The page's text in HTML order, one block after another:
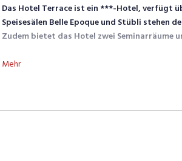
Das Hotel Terraceist ein ***-Hotel, verfügt
Speisesälen Belle Epoque und Stübli stehen
Zudem bietet das Hotel zwei Seminarräume
Bewerbungen an: TITLIS Bergbahnen,
Mehr